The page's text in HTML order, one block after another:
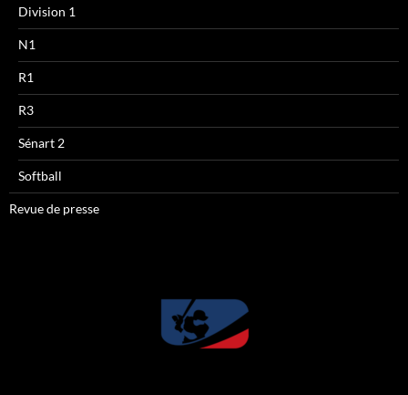
Division 1
N1
R1
R3
Sénart 2
Softball
Revue de presse